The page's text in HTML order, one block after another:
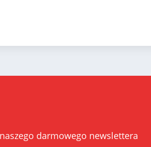
darmowego newslettera